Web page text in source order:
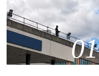
01